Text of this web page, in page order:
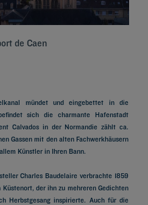
de Caen
mündet und eingebettet in die
sich die charmante Hafenstadt
Calvados in der Normandie zählt ca.
Gassen mit den alten Fachwerkhäusern
Künstler in Ihren Bann.
Charles Baudelaire verbrachte 1859
der ihn zu mehreren Gedichten
Herbstgesang inspirierte. Auch für die